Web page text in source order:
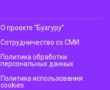
О проекте “Бухгуру”
Сотрудничество со СМИ
Политика обработки
персональных данных
Политика использования
cookies